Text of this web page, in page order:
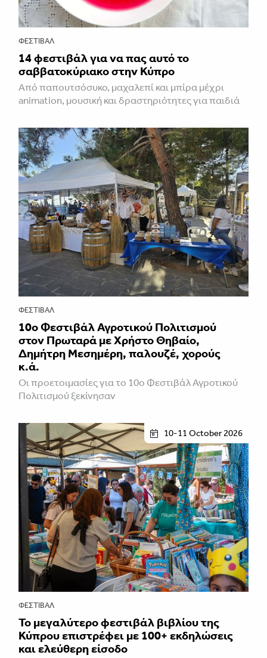
ΦΕΣΤΙΒΑΛ
14 φεστιβάλ για να πας αυτό το
σαββατοκύριακο στην Κύπρο
Από παπουτσόσυκο, μαχαλεπί και μπίρα μέχρι
animation, μουσική και δραστηριότητες για παιδιά
ΦΕΣΤΙΒΑΛ
10ο Φεστιβάλ Αγροτικού Πολιτισμού
στον Πρωταρά με Χρήστο Θηβαίο,
Δημήτρη Μεσημέρη, παλουζέ, χορούς
κ.ά.
Οι προετοιμασίες για το 10ο Φεστιβάλ Αγροτικού
Πολιτισμού ξεκίνησαν
10-11 October 2026
ΦΕΣΤΙΒΑΛ
Το μεγαλύτερο φεστιβάλ βιβλίου της
Κύπρου επιστρέφει με 100+ εκδηλώσεις
και ελεύθερη είσοδο